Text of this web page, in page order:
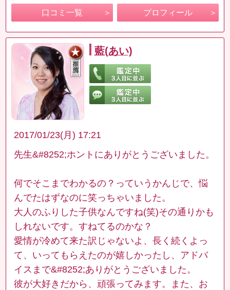
口コミ一覧 プロフィール
藍(あい)
2017/01/23(月) 17:21
先生&#8252;ホントにありがとうございました。
何でそこまでわかるの？っていうかんじで、悩
んでたはずなのに笑っちゃいました。
大人のふりした子供なんですね(笑)その通りかも
しれないです。すねてるのかな？
愛情が冷めて来た訳じゃないよ、長く続くよっ
て、いってもらえたのが嬉しかったし、アドバ
イスまで&#8252;ありがとうございました。
彼が大好きだから、頑張ってみます。また、お